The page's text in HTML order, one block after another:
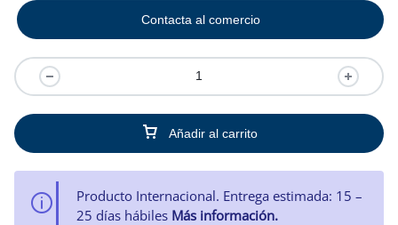
Añadir al carrito
Contacta al comercio
Producto Internacional. Entrega estimada: 15 –
25 días hábiles Más información.